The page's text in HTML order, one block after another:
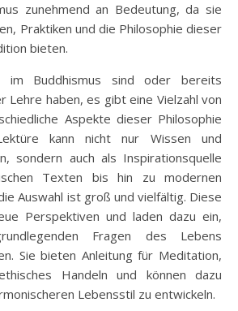
zunehmend an Bedeutung, da sie
Praktiken und die Philosophie dieser
bieten.
im Buddhismus sind oder bereits
Lehre haben, es gibt eine Vielzahl von
Aspekte dieser Philosophie
kann nicht nur Wissen und
sondern auch als Inspirationsquelle
Texten bis hin zu modernen
Auswahl ist groß und vielfältig. Diese
Perspektiven und laden dazu ein,
Fragen des Lebens
Sie bieten Anleitung für Meditation,
Handeln und können dazu
Lebensstil zu entwickeln.